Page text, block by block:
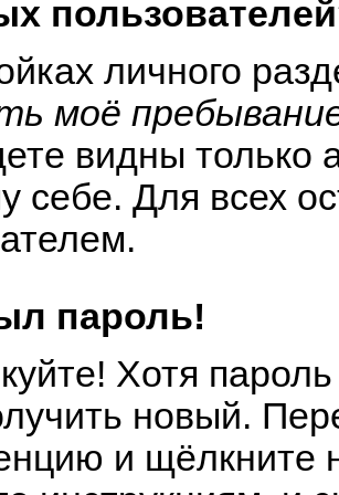
личного
моё
видны только
себе. Для всех
пароль!
Хотя
новый.
и щёлкните